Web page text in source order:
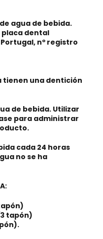
agua de bebida.
placa dental
nº registro
tienen una dentición
de bebida. Utilizar
para administrar
cada 24 horas
no se ha
3 tapón)